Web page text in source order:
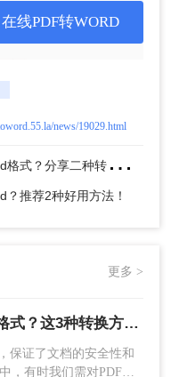
pdftoword.55.la/
在线PDF转WORD
news/19029.html
上
一篇：电脑上免费pdf格式转换word格式？分享二种转换方式！
推荐2种好用方法！
更多 >
电脑pdf如何免费转换成word格式？这3种转换方法可以了解一下
保证了文档的安全性和
，有时我们需对PDF文